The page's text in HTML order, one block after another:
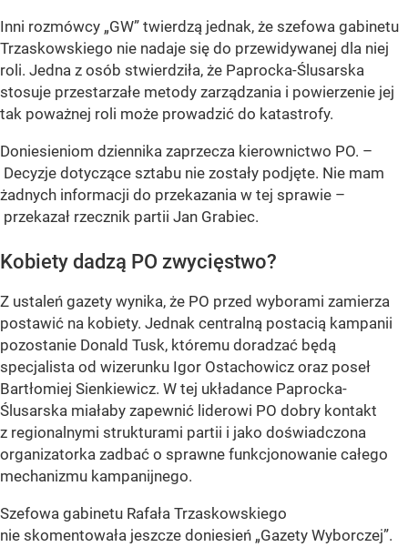
Inni rozmówcy „GW” twierdzą jednak, że szefowa gabinetu
Trzaskowskiego nie nadaje się do przewidywanej dla niej
roli. Jedna z osób stwierdziła, że Paprocka-Ślusarska
stosuje przestarzałe metody zarządzania i powierzenie jej
tak poważnej roli może prowadzić do katastrofy.
Doniesieniom dziennika zaprzecza kierownictwo PO. –
Decyzje dotyczące sztabu nie zostały podjęte. Nie mam
żadnych informacji do przekazania w tej sprawie –
przekazał rzecznik partii Jan Grabiec.
Kobiety dadzą PO zwycięstwo?
Z ustaleń gazety wynika, że PO przed wyborami zamierza
postawić na kobiety. Jednak centralną postacią kampanii
pozostanie Donald Tusk, któremu doradzać będą
specjalista od wizerunku Igor Ostachowicz oraz poseł
Bartłomiej Sienkiewicz. W tej układance Paprocka-
Ślusarska miałaby zapewnić liderowi PO dobry kontakt
z regionalnymi strukturami partii i jako doświadczona
organizatorka zadbać o sprawne funkcjonowanie całego
mechanizmu kampanijnego.
Szefowa gabinetu Rafała Trzaskowskiego
nie skomentowała jeszcze doniesień „Gazety Wyborczej”.